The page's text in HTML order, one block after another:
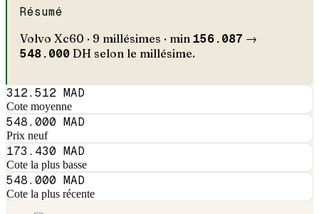
Résumé
Volvo Xc60 · 9 millésimes · min 156.087 →
548.000 DH selon le millésime.
312.512 MAD
Cote moyenne
548.000 MAD
Prix neuf
173.430 MAD
Cote la plus basse
548.000 MAD
Cote la plus récente